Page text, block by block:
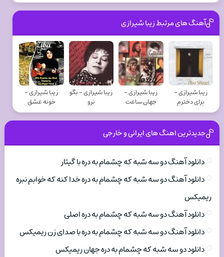
آهنگ های مرتبط زیبا شیرازی
زیبا شیرازی -
برای دخترم
زیبا شیرازی -
جهان ساعت
زیبا شیرازی - بگو
نرو
زیبا شیرازی -
خونه عشق
جدیدترین اهنگ های ایرانی و خارجی
دانلود آهنگ دو سه شبه که چشمام به دره با گیتار
دانلود آهنگ دو سه شبه که چشمام به دره خدا کنه که خوابم نبره
ریمیکس
دانلود آهنگ دو سه شبه که چشمام به دره اصلی
دانلود آهنگ دو سه شبه که چشمام به دره با صدای زن ریمیکس
دانلود دو سه شبه که چشمام به دره جهان ریمیکس